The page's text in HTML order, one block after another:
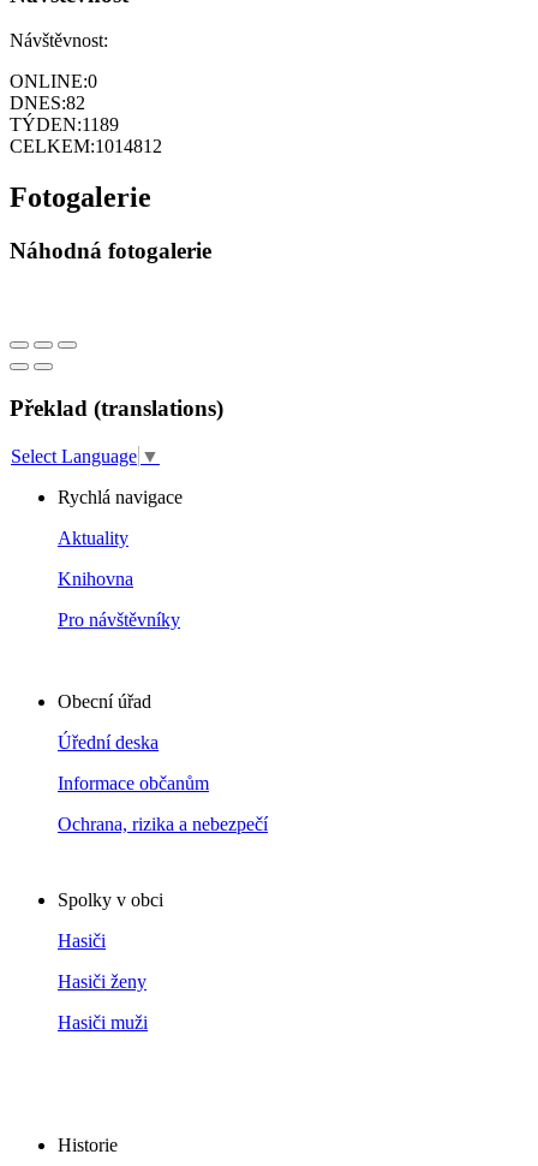
Návštěvnost:
ONLINE:0
DNES:82
TÝDEN:1189
CELKEM:1014812
Fotogalerie
Náhodná fotogalerie
Překlad (translations)
Select Language ▼
Rychlá navigace
Aktuality
Knihovna
Pro návštěvníky
Obecní úřad
Úřední deska
Informace občanům
Ochrana, rizika a nebezpečí
Spolky v obci
Hasiči
Hasiči ženy
Hasiči muži
Historie